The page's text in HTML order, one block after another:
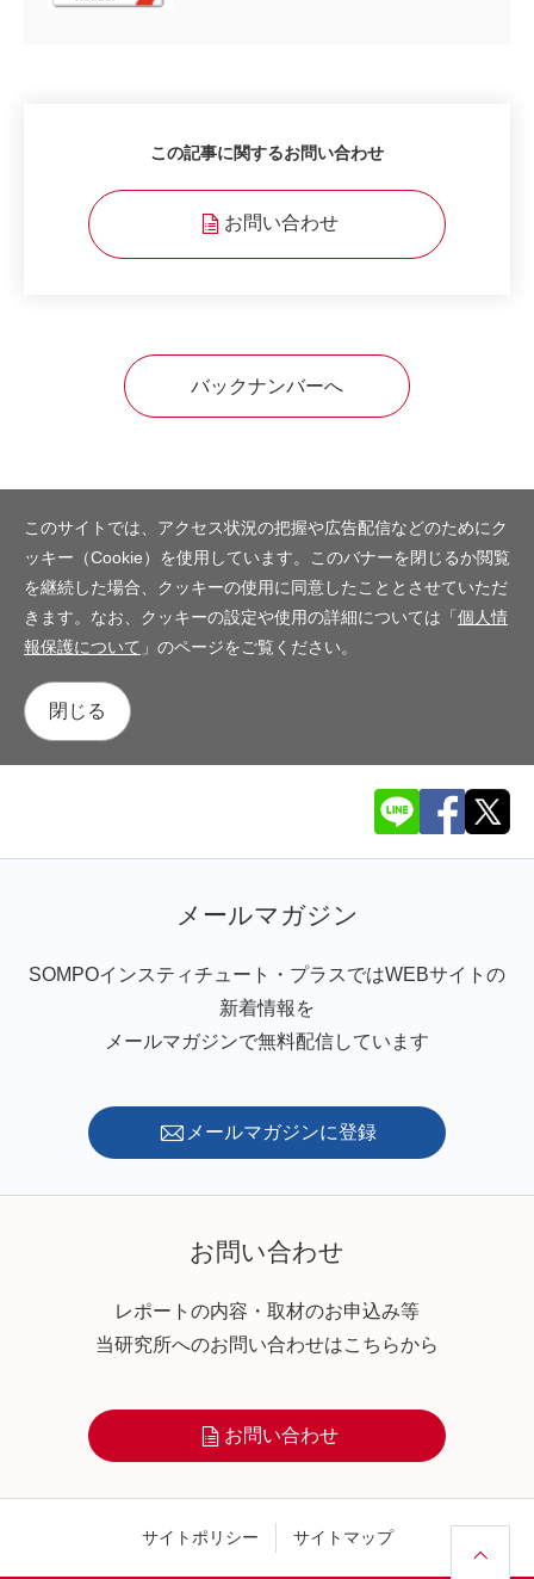
この記事に関するお問い合わせ
お問い合わせ
バックナンバーへ
このサイトでは、アクセス状況の把握や広告配信などのためにク
ッキー（Cookie）を使用しています。このバナーを閉じるか閲覧
を継続した場合、クッキーの使用に同意したこととさせていただ
きます。なお、クッキーの設定や使用の詳細については「 個人情
報保護について 」のページをご覧ください。
閉じる
メールマガジン
SOMPOインスティチュート・プラスではWEBサイトの
新着情報を
メールマガジンで無料配信しています
メールマガジンに登録
お問い合わせ
レポートの内容・取材のお申込み等
当研究所へのお問い合わせはこちらから
お問い合わせ
サイトポリシー サイトマップ